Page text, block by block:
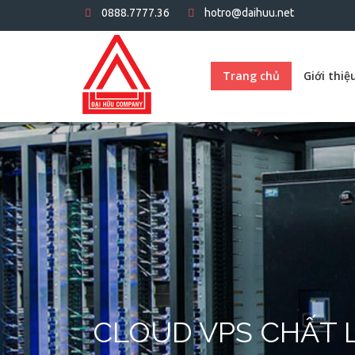
0888.7777.36 hotro@daihuu.net
Trang chủ Giới
CLOUD VPS CHẤT